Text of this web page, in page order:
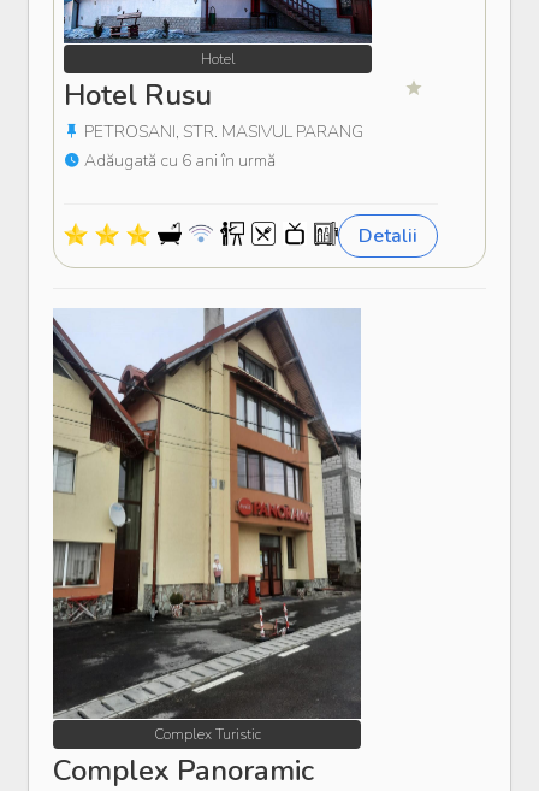
Hotel
Hotel Rusu
PETROSANI, STR. MASIVUL PARANG
Adăugată cu 6 ani în urmă
Detalii
Complex Turistic
Complex Panoramic